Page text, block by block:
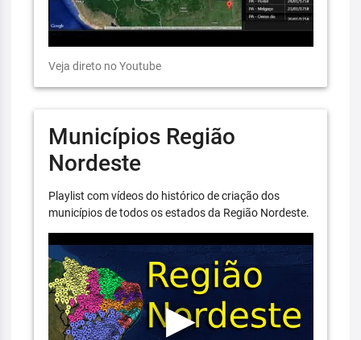
Veja direto no Youtube
Municípios Região
Nordeste
Playlist com vídeos do histórico de criação dos
municípios de todos os estados da Região Nordeste.